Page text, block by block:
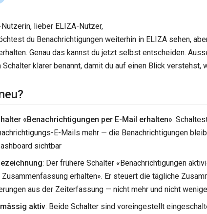
lieber ELIZA-Nutzer,
du Benachrichtigungen weiterhin in ELIZA sehen,
Genau das kannst du jetzt selbst entscheiden.
klarer benannt, damit du auf einen Blick verstehst,
«Benachrichtigungen per E-Mail erhalten»:
E-Mails mehr — die Benachrichtigungen
sichtbar
: Der frühere Schalter «Benachrichtigungen
Zusammenfassung erhalten». Er steuert die tägliche
aus der Zeiterfassung — nicht mehr und nicht
aktiv: Beide Schalter sind voreingestellt